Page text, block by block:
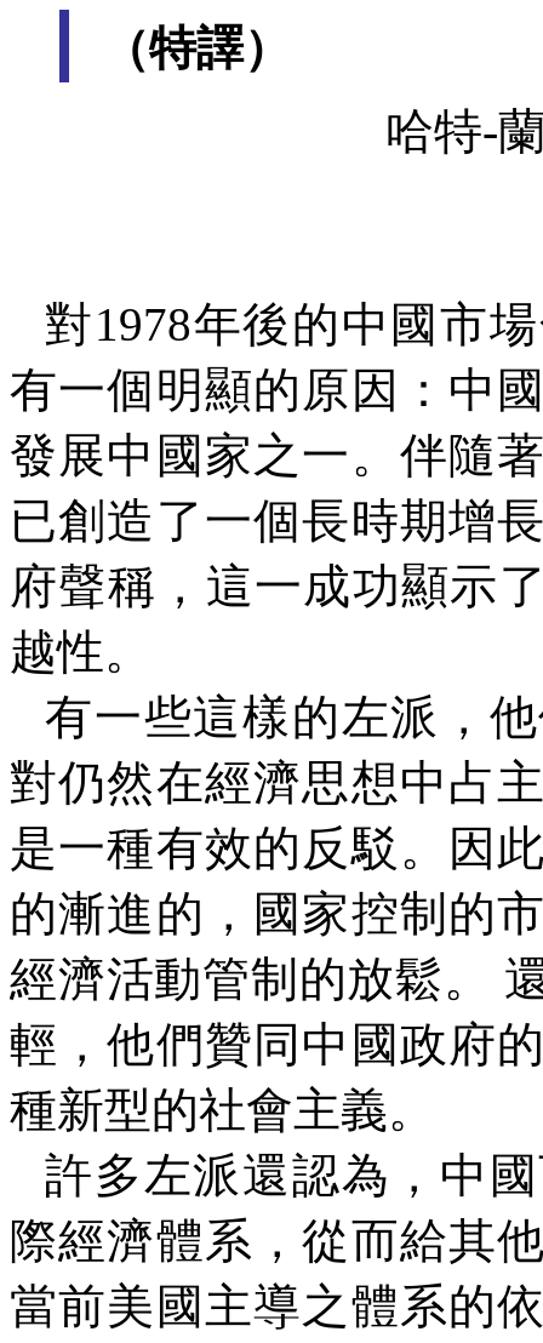
（特譯）
哈特-
對1978年後的中國市
有一個明顯的原因：中
發展中國家之一。伴隨
已創造了一個長時期增
府聲稱，這一成功顯示
越性。
有一些這樣的左派，
對仍然在經濟思想中占
是一種有效的反駁。因
的漸進的，國家控制的
經濟活動管制的放鬆。
輕，他們贊同中國政府
種新型的社會主義。
許多左派還認為，中
際經濟體系，從而給其
當前美國主導之體系的